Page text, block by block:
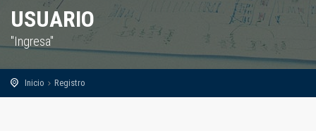
USUARIO
"Ingresa"
Inicio Registro